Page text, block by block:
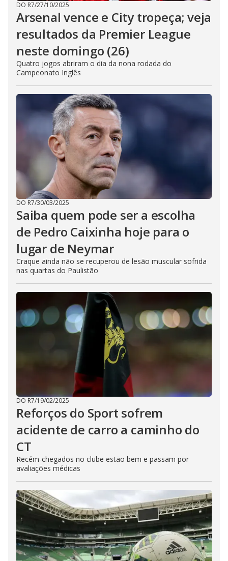
DO R7/27/10/2025
Arsenal vence e City tropeça; veja
resultados da Premier League
neste domingo (26)
Quatro jogos abriram o dia da nona rodada do
Campeonato Inglês
DO R7/30/03/2025
Saiba quem pode ser a escolha
de Pedro Caixinha hoje para o
lugar de Neymar
Craque ainda não se recuperou de lesão muscular sofrida
nas quartas do Paulistão
DO R7/19/02/2025
Reforços do Sport sofrem
acidente de carro a caminho do
CT
Recém-chegados no clube estão bem e passam por
avaliações médicas